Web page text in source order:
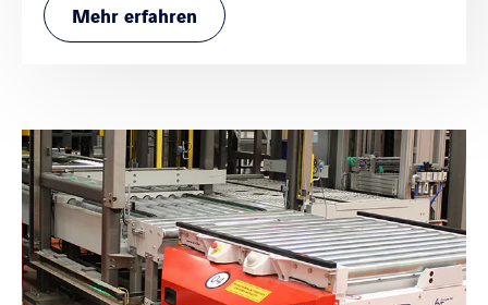
Mehr erfahren